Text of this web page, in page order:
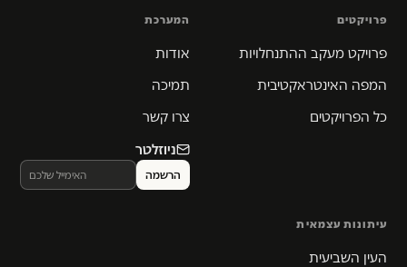
פרויקטים
פרויקט מעקב ההתנחלויות
המפה האינטראקטיבית
כל הפרויקטים
המערכת
אודות
תמיכה
צרו קשר
ניוזלטר
עיתונות עצמאית
העין השביעית